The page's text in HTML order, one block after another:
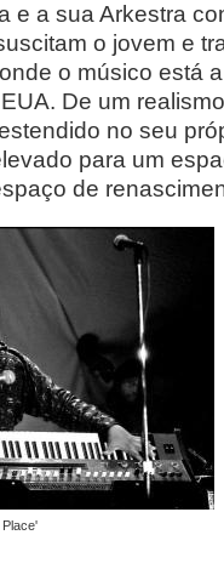
e a sua Arkestra
o jovem e
o músico está
EUA. De um
no seu
para um
de
Place'